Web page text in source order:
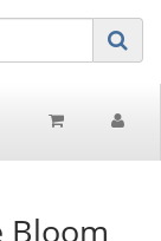
Bloom